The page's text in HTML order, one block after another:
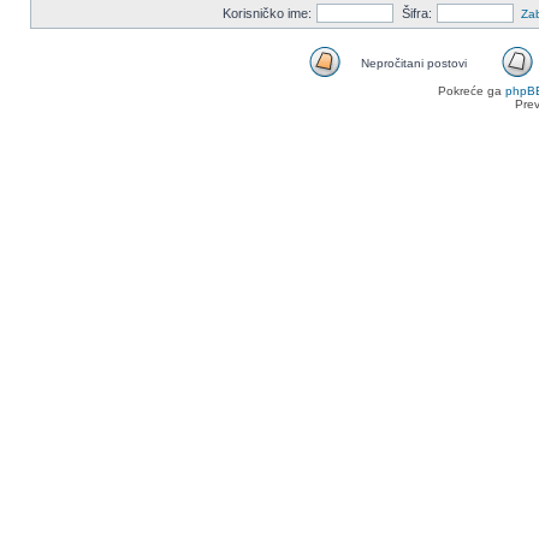
Korisničko ime: Šifra:
Nepročitani postovi
Pokreće ga